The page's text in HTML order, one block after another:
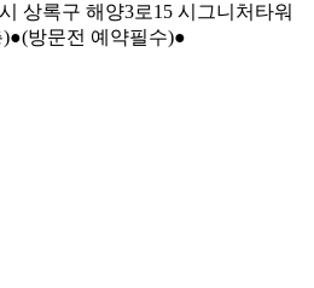
상록구 해양3로15 시그니처타워
)●(방문전 예약필수)●